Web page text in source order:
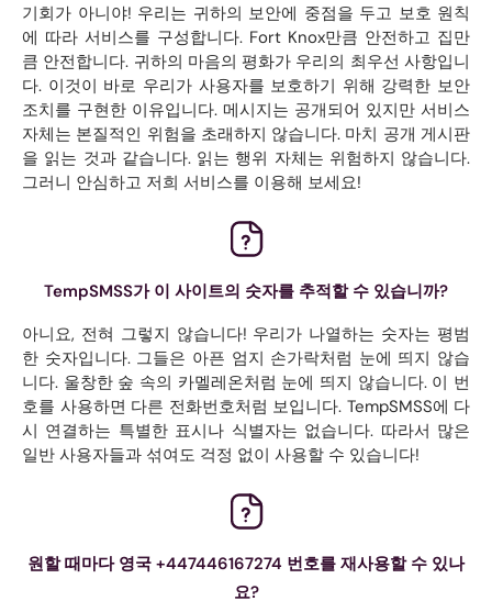
기회가 아니야! 우리는 귀하의 보안에 중점을 두고 보호 원칙
에 따라 서비스를 구성합니다. Fort Knox만큼 안전하고 집만
큼 안전합니다. 귀하의 마음의 평화가 우리의 최우선 사항입니
다. 이것이 바로 우리가 사용자를 보호하기 위해 강력한 보안
조치를 구현한 이유입니다. 메시지는 공개되어 있지만 서비스
자체는 본질적인 위험을 초래하지 않습니다. 마치 공개 게시판
을 읽는 것과 같습니다. 읽는 행위 자체는 위험하지 않습니다.
그러니 안심하고 저희 서비스를 이용해 보세요!
TempSMSS가 이 사이트의 숫자를 추적할 수 있습니까?
아니요, 전혀 그렇지 않습니다! 우리가 나열하는 숫자는 평범
한 숫자입니다. 그들은 아픈 엄지 손가락처럼 눈에 띄지 않습
니다. 울창한 숲 속의 카멜레온처럼 눈에 띄지 않습니다. 이 번
호를 사용하면 다른 전화번호처럼 보입니다. TempSMSS에 다
시 연결하는 특별한 표시나 식별자는 없습니다. 따라서 많은
일반 사용자들과 섞여도 걱정 없이 사용할 수 있습니다!
원할 때마다 영국 +447446167274 번호를 재사용할 수 있나
요?